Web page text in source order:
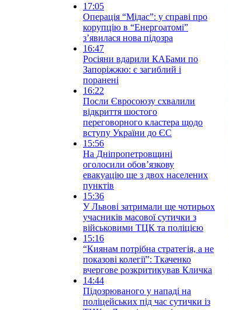
17:05
Операція “Мідас”: у справі про
корупцію в “Енергоатомі”
з’явилася нова підозра
16:47
Росіяни вдарили КАБами по
Запоріжжю: є загиблий і
поранені
16:22
Посли Євросоюзу схвалили
відкриття шостого
переговорного кластера щодо
вступу України до ЄС
15:56
На Дніпропетровщині
оголосили обов’язкову
евакуацію ще з двох населених
пунктів
15:36
У Львові затримали ще чотирьох
учасників масової сутички з
військовими ТЦК та поліцією
15:16
“Киянам потрібна стратегія, а не
показові колегії”: Ткаченко
вчергове розкритикував Кличка
14:44
Підозрюваного у нападі на
поліцейських під час сутички із